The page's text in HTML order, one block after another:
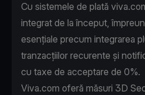
Cu sistemele de plată
integrat de la început,
esențiale precum integrarea
tranzacțiilor recurente și
cu taxe de acceptare de 0%.
Viva.com oferă măsuri 3D